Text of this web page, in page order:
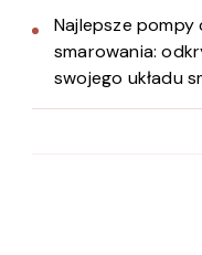
Najlepsze
smarowania:
swojego układu